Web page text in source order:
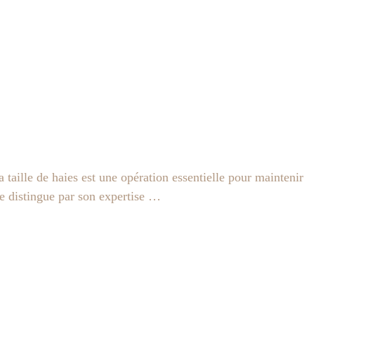
de haies est une opération essentielle pour maintenir
distingue par son expertise …